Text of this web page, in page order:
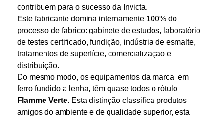
contribuem para o sucesso da Invicta.
Este fabricante domina internamente 100% do
processo de fabrico: gabinete de estudos, laboratório
de testes certificado, fundição, indústria de esmalte,
tratamentos de superfície, comercialização e
distribuição.
Do mesmo modo, os equipamentos da marca, em
ferro fundido a lenha, têm quase todos o rótulo
Flamme Verte. Esta distinção classifica produtos
amigos do ambiente e de qualidade superior, esta